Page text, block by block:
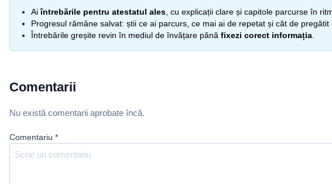
Aiîntrebările pentru atestatul ales , cu explicații clare și capitole parcurse în
Progresul rămâne salvat: știi ce ai parcurs, ce mai ai de repetat și cât de pregătit
Întrebările greșite revin în mediul de învățare până fixezi corect informația
Comentarii
Nu există comentarii aprobate încă.
Comentariu *